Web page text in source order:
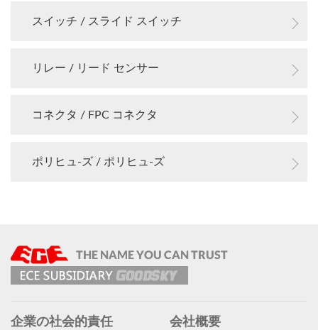
スイッチ / スライド スイッチ
リレー / リード センサー
コネクタ / FPC コネクタ
ポリヒュ-ズ / ポリヒュ-ズ
企業の社会的責任 会社概要